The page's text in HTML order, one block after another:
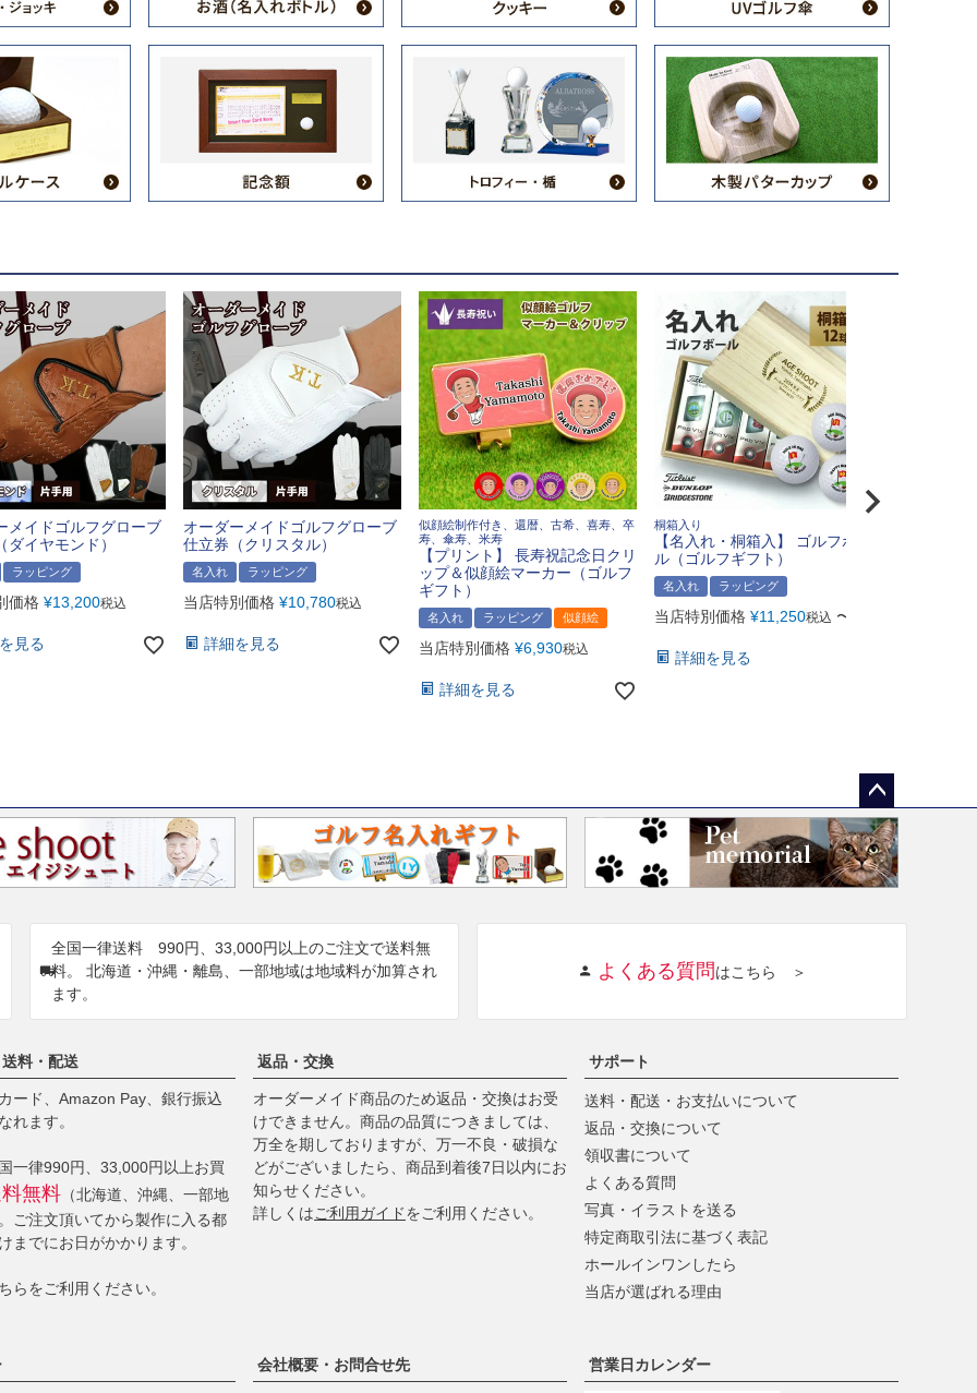
メイドゴルフグローブ
ダイヤモンド）
ラッピング
価格 ¥13,200税込
見る
オーダーメイドゴルフグローブ
仕立券（クリスタル）
名入れ ラッピング
当店特別価格 ¥10,780税込
詳細を見る
似顔絵制作付き、還暦、古希、喜寿、卒
寿、傘寿、米寿
【プリント】 長寿祝記念日クリ
ップ＆似顔絵マーカー（ゴルフ
ギフト）
名入れ ラッピング 似顔絵
当店特別価格 ¥6,930税込
詳細を見る
桐箱入り
【名入れ・桐箱入】 ゴルフボー
ル（ゴルフギフト）
名入れ ラッピング
当店特別価格 ¥11,250税込 〜
詳細を見る
ペー
ジト
ップ
へ
全国一律送料 990円、33,000円以上のご注文で送料無
料。 北海道・沖縄・離島、一部地域は地域料が加算され
ます。
よくある質問はこちら ＞
料・配送
ード、Amazon Pay、銀行振込
れます。
一律990円、33,000円以上お買
無料 （北海道、沖縄、一部地
ご注文頂いてから製作に入る都
までにお日がかかります。
らをご利用ください。
返品・交換
オーダーメイド商品のため返品・交換はお受
けできません。商品の品質につきましては、
万全を期しておりますが、万一不良・破損な
どがございましたら、商品到着後7日以内にお
知らせください。
詳しくはご利用ガイドをご利用ください。
サポート
送料・配送・お支払いについて
返品・交換について
領収書について
よくある質問
写真・イラストを送る
特定商取引法に基づく表記
ホールインワンしたら
当店が選ばれる理由
会社概要・お問合せ先 営業日カレンダー